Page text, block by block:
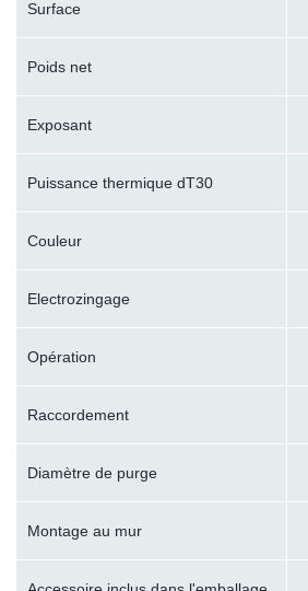
Surface
Poids net
Exposant
Puissance thermique dT30
Couleur
Electrozingage
Opération
Raccordement
Diamètre de purge
Montage au mur